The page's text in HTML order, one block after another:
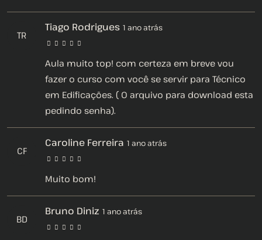
passado realmente está correto, e também como
identifico onde eu posso mexer no meu orçamento
sem me prejudicar, caso o cliente queira algum
Na aula nº 04 te mostro tudo sobre o Método OP –
Orçamento na Prática.
TR
Tiago Rodrigues 1 ano atrás
Aula muito top! com certeza em breve vou
fazer o curso com você se servir para Técnico
em Edificações. ( O arquivo para download esta
pedindo senha).
CF
Caroline Ferreira 1 ano atrás
Muito bom!
BD
Bruno Diniz 1 ano atrás